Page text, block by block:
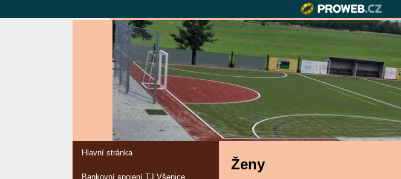
Hlavní stránka
Bankovní spojení TJ Všenice
Ženy